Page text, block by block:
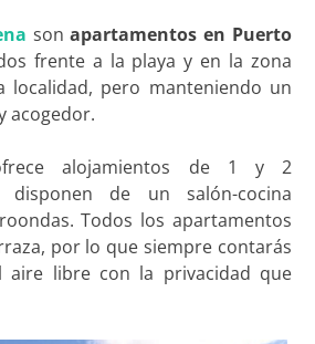
sonapartamentos en Puerto
frente a la playa y en la zona
localidad, pero manteniendo un
acogedor.
alojamientos de 1 y 2
disponen de un salón-cocina
Todos los apartamentos
por lo que siempre contarás
aire libre con la privacidad que